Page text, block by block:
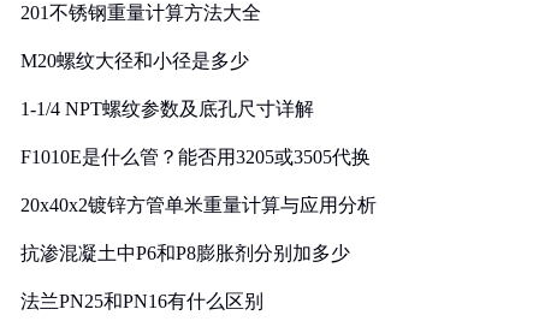
201不锈钢重量计算方法大全
M20螺纹大径和小径是多少
1-1/4 NPT螺纹参数及底孔尺寸详解
F1010E是什么管？能否用3205或3505代换
20x40x2镀锌方管单米重量计算与应用分析
抗渗混凝土中P6和P8膨胀剂分别加多少
法兰PN25和PN16有什么区别